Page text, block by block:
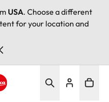
USA. Choose a different
for your location and